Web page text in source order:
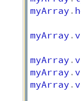
myArray .
myArray .
myArray .
myArray .
myArray .